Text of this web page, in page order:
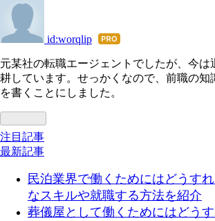
id:worqlip はて
ログ
Pro
元某社の転職エージェントでしたが、今は
耕しています。せっかくなので、前職の知
を書くことにしました。
注目記事
最新記事
民泊業界で働くためにはどうす
なスキルや就職する方法を紹介
葬儀屋として働くためにはどう